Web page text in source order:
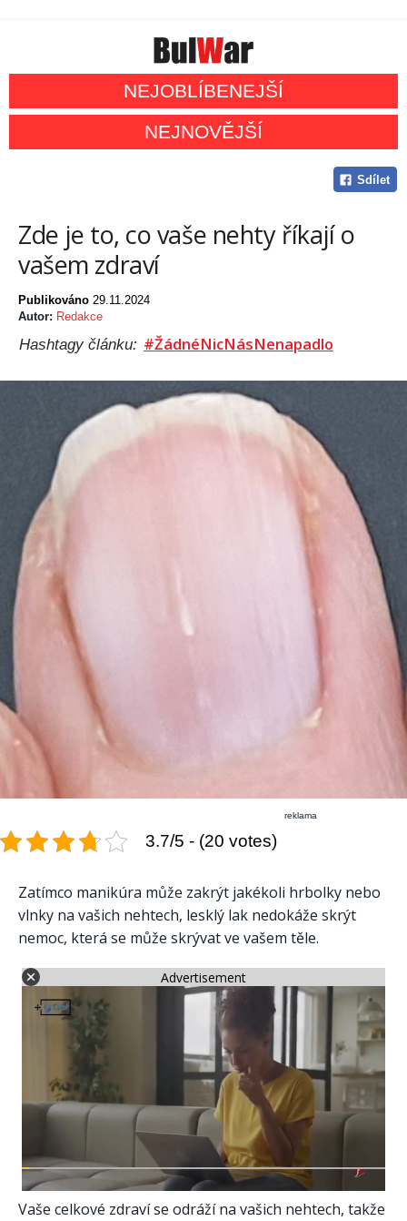
NEJOBLÍBENEJŠÍ
NEJNOVĚJŠÍ
Sdílet
Zde je to, co vaše nehty říkají o
vašem zdraví
Publikováno 29.11.2024
Autor: Redakce
Hashtagy článku: #ŽádnéNicNásNenapadlo
reklama
3.7/5 - (20 votes)
Zatímco manikúra může zakrýt jakékoli hrbolky nebo
vlnky na vašich nehtech, lesklý lak nedokáže skrýt
nemoc, která se může skrývat ve vašem těle.
Advertisement
Vaše celkové zdraví se odráží na vašich nehtech, takže